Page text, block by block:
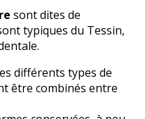
sont dites de
typiques du Tessin,
différents types de
être combinés entre